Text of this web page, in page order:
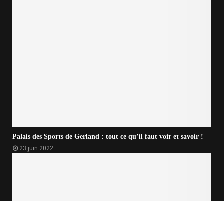
Palais des Sports de Gerland : tout ce qu’il faut voir et savoir !
23 juin 2022